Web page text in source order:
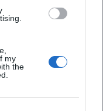
my
the
Alten Schloss
Kontrast
Innenstadt-
Stelle vorbei
einen wichtigen